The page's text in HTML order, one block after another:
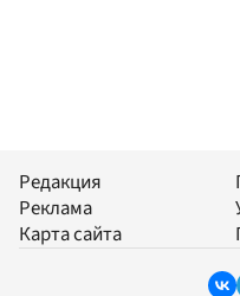
Редакция
Реклама
Карта сайта